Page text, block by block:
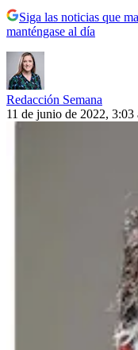
Siga las noticias que
manténgase al día
Redacción Semana
11 de junio de 2022, 3:03